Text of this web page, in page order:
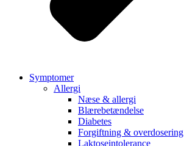
Symptomer
Allergi
Næse & allergi
Blærebetændelse
Diabetes
Forgiftning & overdosering
Laktoseintolerance